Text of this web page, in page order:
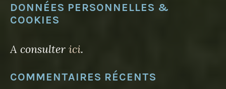
DONNÉES PERSONNELLES &
COOKIES
A consulter ici.
COMMENTAIRES RÉCENTS